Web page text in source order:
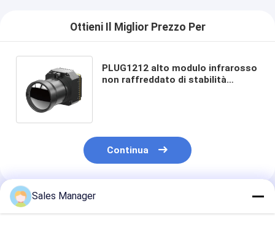
Ottieni Il Miglior Prezzo Per
PLUG1212 alto modulo infrarosso
non raffreddato di stabilità
Continua
Prodotti Raccomandati
Sales Manager